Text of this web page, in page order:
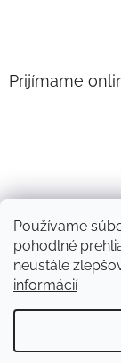
Používame
pohodlné
neustále
informácií
Prijímame